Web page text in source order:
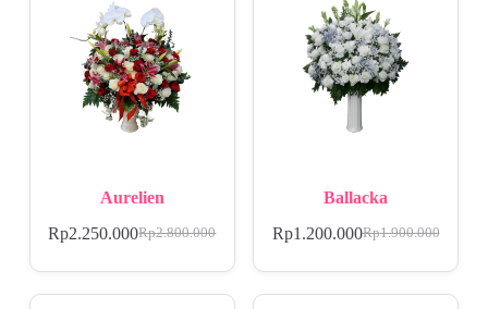
Aurelien
Rp2.800.000
Rp2.250.000
Ballacka
Rp1.900.000
Rp1.200.000